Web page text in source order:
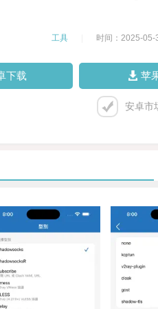
工具 时间：2025-05-
下载 苹
安卓市